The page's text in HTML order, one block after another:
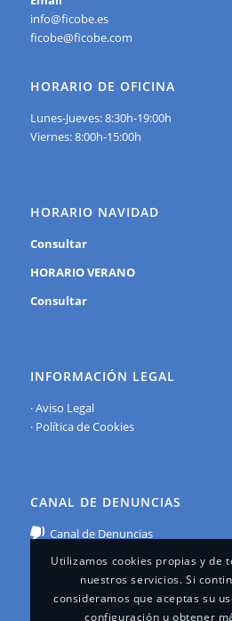
info@ficobe.es
ficobe@ficobe.com
HORARIO DE OFICINA
Lunes-Jueves: 8:30h-19:00h
Viernes: 8:00h-15:00h
HORARIO NAVIDAD
Consultar
HORARIO VERANO
Consultar
INFORMACIÓN LEGAL
·Aviso Legal
· Política de Cookies
CANAL DE DENUNCIAS
Canal de Denuncias
Utilizamos cookies propias y de
nuestros servicios. Si
consideramos que aceptas su
configuración u obtener